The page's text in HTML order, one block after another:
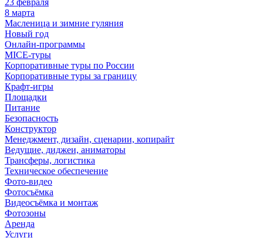
23 февраля
8 марта
Масленица и зимние гуляния
Новый год
Онлайн-программы
MICE‑туры
Корпоративные туры по России
Корпоративные туры за границу
Крафт-игры
Площадки
Питание
Безопасность
Конструктор
Менеджмент, дизайн, сценарии, копирайт
Ведущие, диджеи, аниматоры
Трансферы, логистика
Техническое обеспечение
Фото-видео
Фотосъёмка
Видеосъёмка и монтаж
Фотозоны
Аренда
Услуги